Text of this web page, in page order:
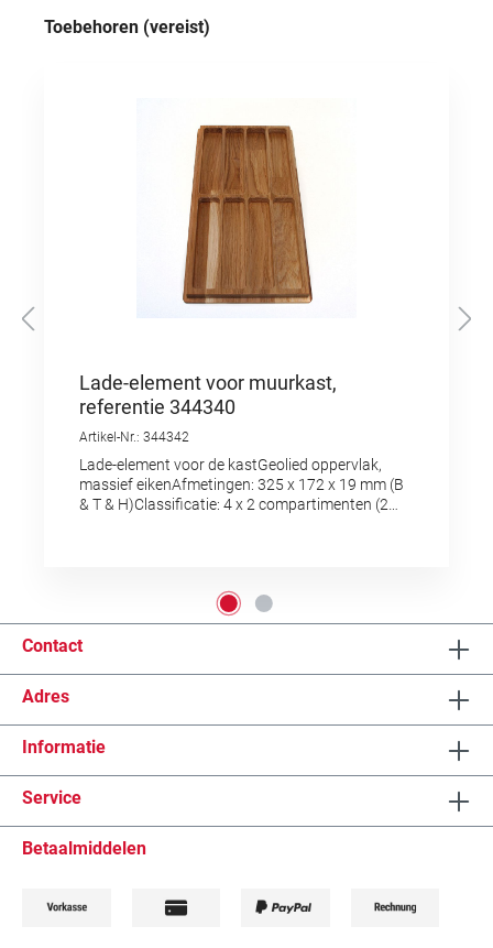
Productgalerij overslaan
Toebehoren (vereist)
Lade-element voor muurkast,
referentie 344340
Artikel-Nr.: 344342
Lade-element voor de kastGeolied oppervlak,
massief eikenAfmetingen: 325 x 172 x 19 mm (B
& T & H)Classificatie: 4 x 2 compartimenten (2
kant, dat wil zeggen 32 laden in totaal.Gemaakt
van massief eiken, geolied oppervlak.
Contact
Adres
Informatie
Service
Betaalmiddelen